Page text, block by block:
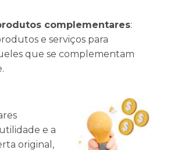
complementares:
e serviços para
que se complementam
e a
original,